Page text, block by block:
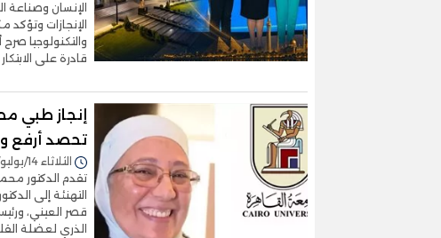
الإنسان
الإنجازات
والتكنولوجيا
قادرة على الابتكار
إنجاز طبي
تحصد أرفع
الثلاثاء 14/يوليو/2026 - 04:00 م
تقدم الدكتور
التهنئة إلى
قصر العيني،
الذري لعضلة